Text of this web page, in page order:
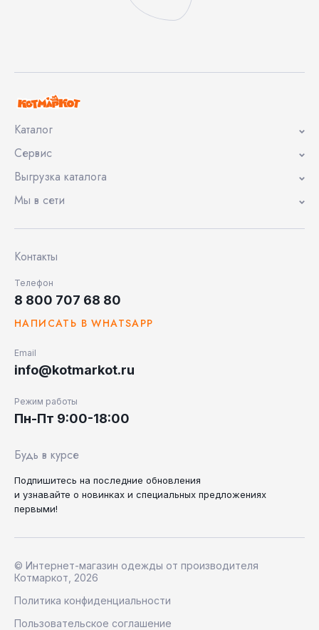
Каталог
Сервис
Выгрузка каталога
Мы в сети
Контакты
Телефон
8 800 707 68 80
НАПИСАТЬ В WHATSAPP
Email
info@kotmarkot.ru
Режим работы
Пн-Пт 9:00-18:00
Будь в курсе
Подпишитесь на последние обновления
и узнавайте о новинках и специальных предложениях
первыми!
© Интернет-магазин одежды от производителя
Котмаркот, 2026
Политика конфиденциальности
Пользовательское соглашение